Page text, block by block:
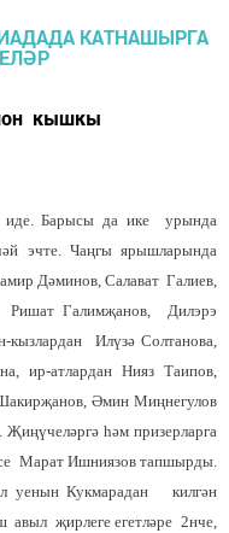
кышкы
Барысы да ике урында
эчте. Чаңгы ярышларында
Дәминов, Салават Галиев,
Ришат Галимҗанов, Дилэрэ
кызлардан Илүзә Солтанова,
ир-атлардан Нияз Таипов,
Әмин Миңнегулов
һәм призерларга
Марат Ишниязов тапшырды.
уенын Кукмарадан килгән
авыл җирлеге егетләре 2нче,